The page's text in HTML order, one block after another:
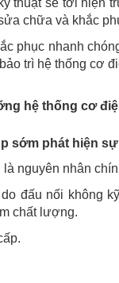
thuật sẽ tới hiện
chữa và khắc
phục nhanh
trì hệ thống cơ
hệ thống cơ
sớm phát hiện
nguyên nhân
đấu nối không
chất lượng.